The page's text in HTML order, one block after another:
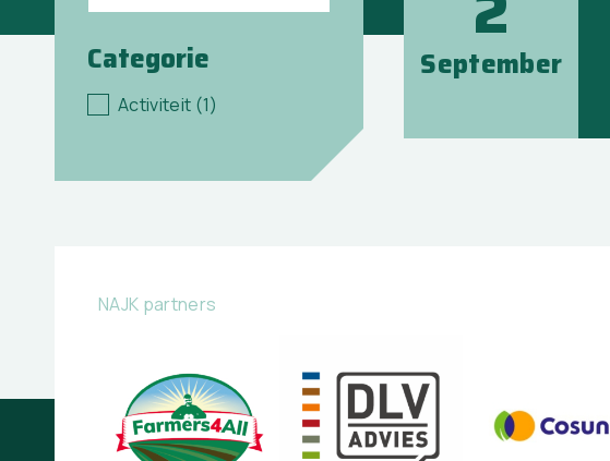
Categorie
Categorie
Activiteit (1)
September
NAJK partners